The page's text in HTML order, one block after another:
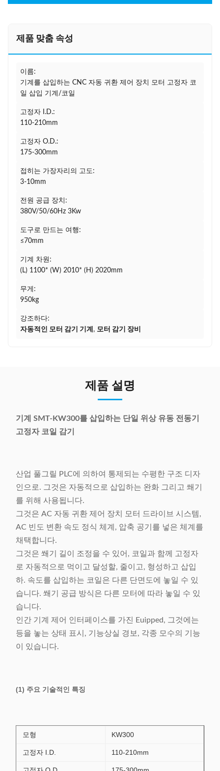
제품 맞춤 속성
이름:
기계를 삽입하는 CNC 자동 귀환 제어 장치 모터 고정자 코
일 삽입 기계/코일
고정자 I.D.:
110-210mm
고정자 O.D.:
175-300mm
접히는 가장자리의 고도:
3-10mm
전원 공급 장치:
380V/50/60Hz 3Kw
도구로 만드는 여행:
≤70mm
기계 차원:
(L) 1100* (W) 2010* (H) 2020mm
무게:
950kg
강조하다:
자동적인 모터 감기 기계 , 모터 감기 장비
제품 설명
기계 SMT-KW300를 삽입하는 단일 위상 유동 전동기
고정자 코일 감기
산업 풀그릴 PLC에 의하여 통제되는 수평한 구조 디자
인으로. 그것은 자동적으로 삽입하는 완화 그리고 쐐기
를 위해 사용됩니다.
그것은 AC 자동 귀환 제어 장치 모터 드라이브 시스템,
AC 빈도 변환 속도 정식 체계, 압축 공기를 넣은 체계를
채택합니다.
그것은 쐐기 길이 조정을 수 있어, 코일과 함께 고정자
로 자동적으로 먹이고 달성할, 줄이고, 형성하고 삽입
하. 속도를 삽입하는 코일은 다른 단면도에 놓일 수 있
습니다. 쐐기 공급 방식은 다른 모터에 따라 놓일 수 있
습니다.
인간 기계 제어 인터페이스를 가진 Euipped, 그것에는
등을 놓는 상태 표시, 기능상실 경보, 각종 모수의 기능
이 있습니다.
(1) 주요 기술적인 특징
모형 KW300
고정자 I.D. 110-210mm